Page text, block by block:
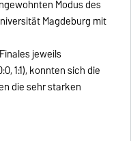
Modus des
Magdeburg mit
jeweils
1:1), konnten sich die
die sehr starken